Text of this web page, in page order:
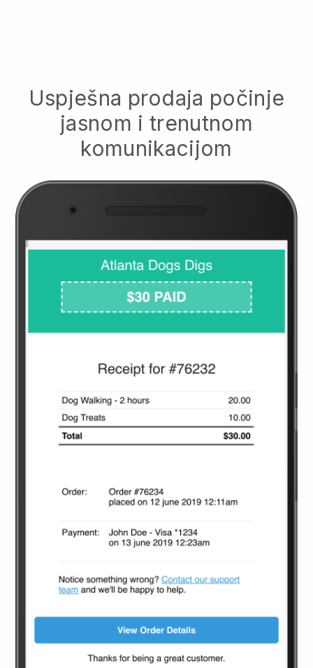
Uspješna prodaja počinje
jasnom i trenutnom
komunikacijom